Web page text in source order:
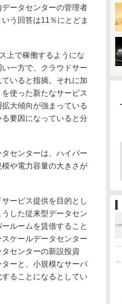
ータセンターの管理者
う回答は11％にとどま
上で稼働するようにな
一方で、クラウドサー
いると指摘。それに加
使った新たなサービス
大傾向が強まっている
要因になっていると分
センターは、ハイパー
や電力容量の大きさが
ービス提供を目的とし
した従来型データセン
ルームを賃借すること
ケールデータセンター
センターの新設投資
ーと、小規模なサーバ
ることになるとしてい